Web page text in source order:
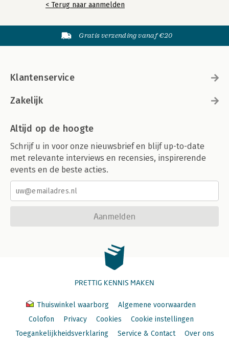
< Terug naar aanmelden
Gratis verzending vanaf €20
Klantenservice
Zakelijk
Altijd op de hoogte
Schrijf u in voor onze nieuwsbrief en blijf up-to-date
met relevante interviews en recensies, inspirerende
events en de beste acties.
Aanmelden
PRETTIG KENNIS MAKEN
Thuiswinkel waarborg
Algemene voorwaarden
Colofon
Privacy Cookies
Cookie instellingen
Toegankelijkheidsverklaring
Service & Contact Over ons